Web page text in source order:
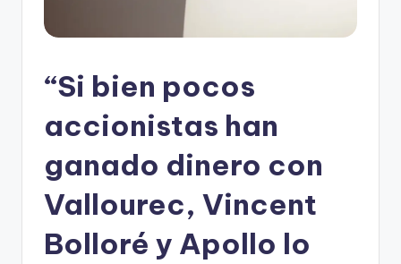
“Si bien pocos
accionistas han
ganado dinero con
Vallourec, Vincent
Bolloré y Apollo lo